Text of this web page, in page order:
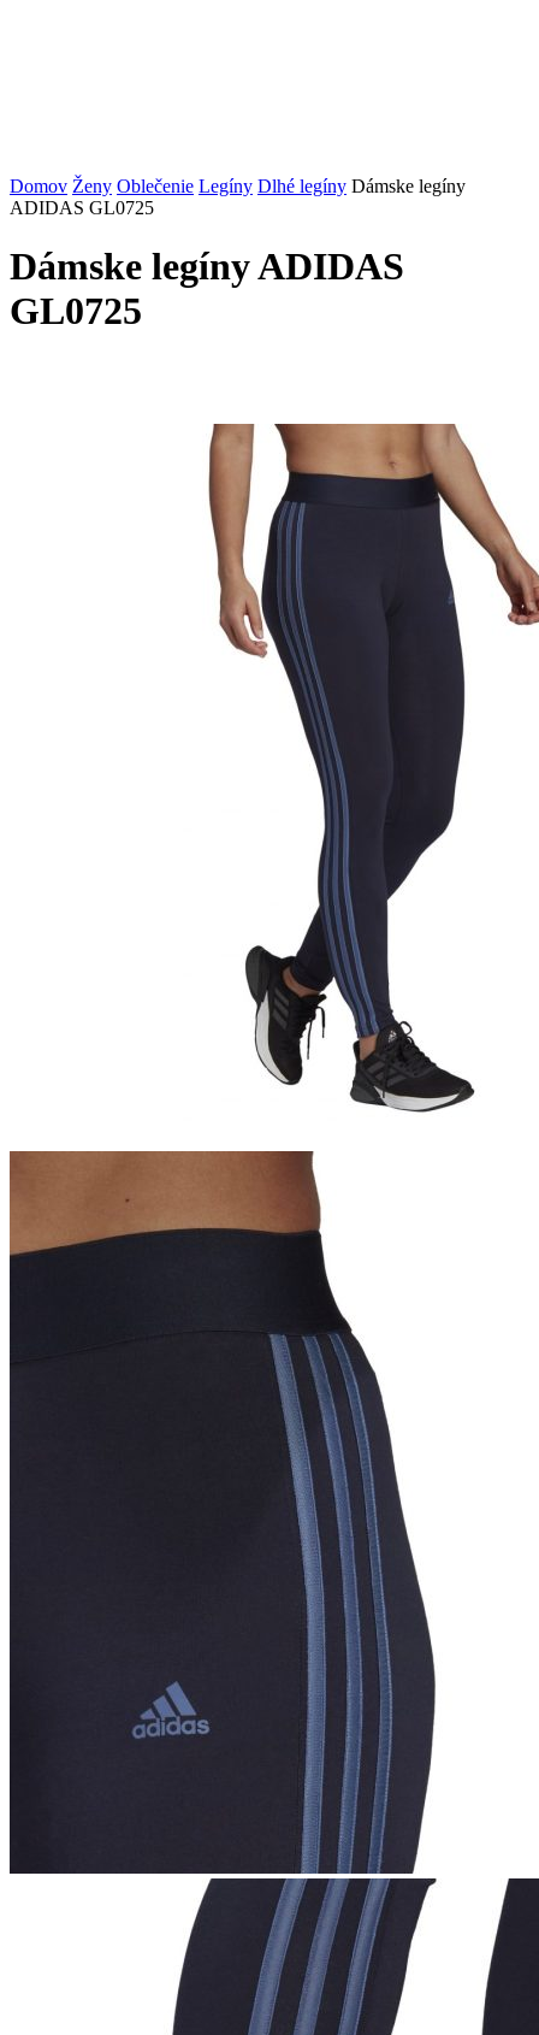
Domov Ženy Oblečenie Legíny Dlhé legíny Dámske legíny
ADIDAS GL0725
Dámske legíny ADIDAS
GL0725